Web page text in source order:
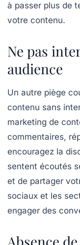
à passer plus de
votre contenu.
Ne pas
audience
Un autre piège
contenu sans
marketing de
commentaires,
encouragez la
sentent écoutés
et de partager
sociaux et les
engager des